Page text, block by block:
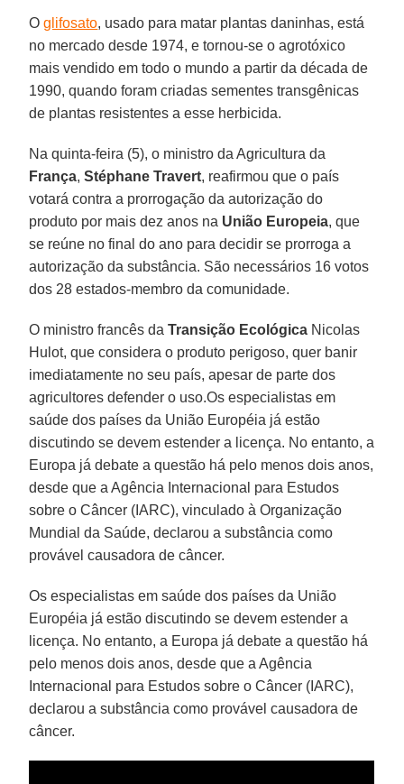
Oglifosato, usado para matar plantas daninhas, está
no mercado desde 1974, e tornou-se o agrotóxico
mais vendido em todo o mundo a partir da década de
1990, quando foram criadas sementes transgênicas
de plantas resistentes a esse herbicida.
Na quinta-feira (5), o ministro da Agricultura da
França,Stéphane Travert, reafirmou que o país
votará contra a prorrogação da autorização do
produto por mais dez anos na União Europeia, que
se reúne no final do ano para decidir se prorroga a
autorização da substância. São necessários 16 votos
dos 28 estados-membro da comunidade.
O ministro francês daTransição Ecológica Nicolas
Hulot, que considera o produto perigoso, quer banir
imediatamente no seu país, apesar de parte dos
agricultores defender o uso.Os especialistas em
saúde dos países da União Européia já estão
discutindo se devem estender a licença. No entanto, a
Europa já debate a questão há pelo menos dois anos,
desde que a Agência Internacional para Estudos
sobre o Câncer (IARC), vinculado à Organização
Mundial da Saúde, declarou a substância como
provável causadora de câncer.
Os especialistas em saúde dos países da União
Européia já estão discutindo se devem estender a
licença. No entanto, a Europa já debate a questão há
pelo menos dois anos, desde que a Agência
Internacional para Estudos sobre o Câncer (IARC),
declarou a substância como provável causadora de
câncer.